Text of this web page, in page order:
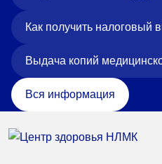
Как получить налоговый
Выдача копий
Вся информация